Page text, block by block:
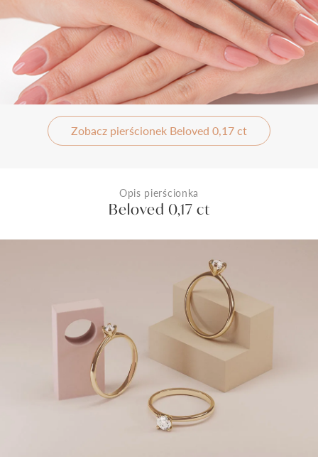
Zobacz pierścionek Beloved 0,17 ct
Opis pierścionka
Beloved 0,17 ct